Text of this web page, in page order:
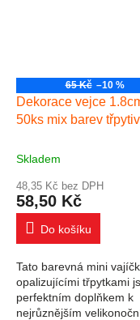
65 Kč –10 %
Dekorace vejce
50ks mix barev
Skladem
48,35 Kč bez DPH
58,50 Kč
Do košíku
Tato barevná mini
opalizujícími třpytkami
perfektním doplňkem k
nejrůznějším